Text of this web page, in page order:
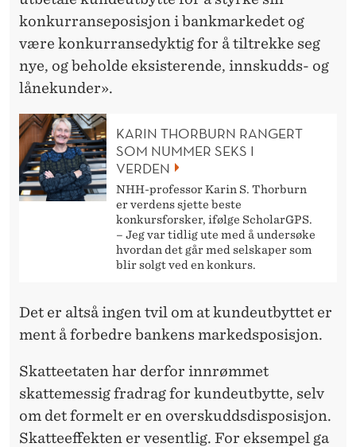
konkurranseposisjon i bankmarkedet og
være konkurransedyktig for å tiltrekke seg
nye, og beholde eksisterende, innskudds- og
lånekunder».
KARIN THORBURN RANGERT
SOM NUMMER SEKS I
VERDEN
NHH-professor Karin S. Thorburn
er verdens sjette beste
konkursforsker, ifølge ScholarGPS.
– Jeg var tidlig ute med å undersøke
hvordan det går med selskaper som
blir solgt ved en konkurs.
Det er altså ingen tvil om at kundeutbyttet er
ment å forbedre bankens markedsposisjon.
Skatteetaten har derfor innrømmet
skattemessig fradrag for kundeutbytte, selv
om det formelt er en overskuddsdisposisjon.
Skatteeffekten er vesentlig. For eksempel ga